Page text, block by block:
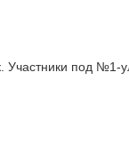
Участники под